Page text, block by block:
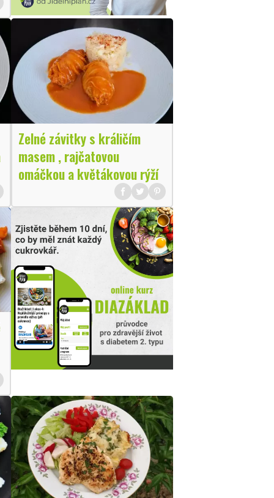
Zelné závitky s králičím
masem , rajčatovou
omáčkou a květákovou rýží